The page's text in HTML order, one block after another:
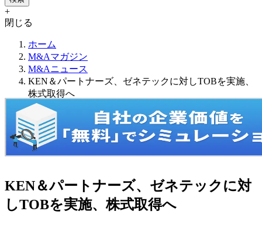
+
閉じる
ホーム
M&Aマガジン
M&Aニュース
KEN＆パートナーズ、ゼネテックに対しTOBを実施、
株式取得へ
KEN＆パートナーズ、ゼネテックに対
しTOBを実施、株式取得へ